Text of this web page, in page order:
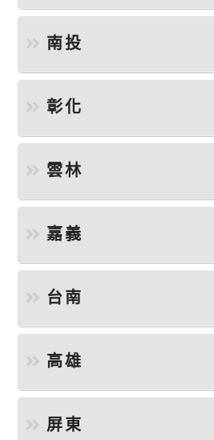
南投
彰化
雲林
嘉義
台南
高雄
屏東